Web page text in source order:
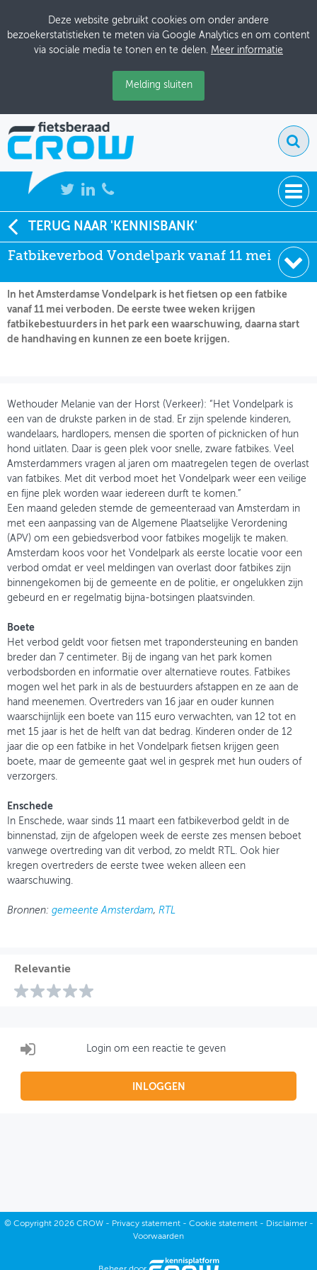
Deze website gebruikt cookies om onder andere
bezoekerstatistieken te meten via Google Analytics en om content
via sociale media te tonen en te delen. Meer informatie
Melding sluiten
NIEUWS
BIJEENKOMSTEN
KENNISBANK
ADRESSENBOEK
OVER FIETSBERAAD
MIJN PROFIEL
GEBRUIKER
TERUG NAAR 'KENNISBANK'
Fatbikeverbod Vondelpark vanaf 11 mei
Soort:
Nieuws Fietsberaad
Datum:
07-04-2026
In het Amsterdamse Vondelpark is het fietsen op een fatbike
vanaf 11 mei verboden. De eerste twee weken krijgen
fatbikebestuurders in het park een waarschuwing, daarna start
de handhaving en kunnen ze een boete krijgen.
Wethouder Melanie van der Horst (Verkeer): “Het Vondelpark is
een van de drukste parken in de stad. Er zijn spelende kinderen,
wandelaars, hardlopers, mensen die sporten of picknicken of hun
hond uitlaten. Daar is geen plek voor snelle, zware fatbikes. Veel
Amsterdammers vragen al jaren om maatregelen tegen de overlast
van fatbikes. Met dit verbod moet het Vondelpark weer een veilige
en fijne plek worden waar iedereen durft te komen.”
Een maand geleden stemde de gemeenteraad van Amsterdam in
met een aanpassing van de Algemene Plaatselijke Verordening
(APV) om een gebiedsverbod voor fatbikes mogelijk te maken.
Amsterdam koos voor het Vondelpark als eerste locatie voor een
verbod omdat er veel meldingen van overlast door fatbikes zijn
binnengekomen bij de gemeente en de politie, er ongelukken zijn
gebeurd en er regelmatig bijna-botsingen plaatsvinden.
Boete
Het verbod geldt voor fietsen met trapondersteuning en banden
breder dan 7 centimeter. Bij de ingang van het park komen
verbodsborden en informatie over alternatieve routes. Fatbikes
mogen wel het park in als de bestuurders afstappen en ze aan de
hand meenemen. Overtreders van 16 jaar en ouder kunnen
waarschijnlijk een boete van 115 euro verwachten, van 12 tot en
met 15 jaar is het de helft van dat bedrag. Kinderen onder de 12
jaar die op een fatbike in het Vondelpark fietsen krijgen geen
boete, maar de gemeente gaat wel in gesprek met hun ouders of
verzorgers.
Enschede
In Enschede, waar sinds 11 maart een fatbikeverbod geldt in de
binnenstad, zijn de afgelopen week de eerste zes mensen beboet
vanwege overtreding van dit verbod, zo meldt RTL. Ook hier
kregen overtreders de eerste twee weken alleen een
waarschuwing.
Bronnen: gemeente Amsterdam, RTL
Relevantie
Login om een reactie te geven
INLOGGEN
© Copyright2026 CROW - Privacy statement- Cookie statement- Disclaimer-
Voorwaarden